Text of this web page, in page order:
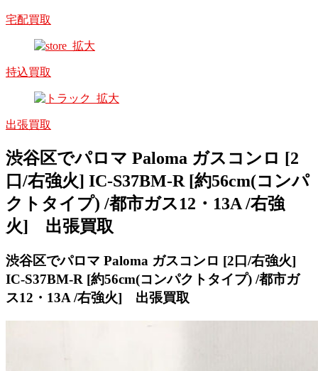
宅配買取
持込買取
出張買取
渋谷区でパロマ Paloma ガスコンロ [2
口/右強火] IC-S37BM-R [約56cm(コンパ
クトタイプ) /都市ガス12・13A /右強
火] 出張買取
渋谷区でパロマ Paloma ガスコンロ [2口/右強火]
IC-S37BM-R [約56cm(コンパクトタイプ) /都市ガ
ス12・13A /右強火] 出張買取